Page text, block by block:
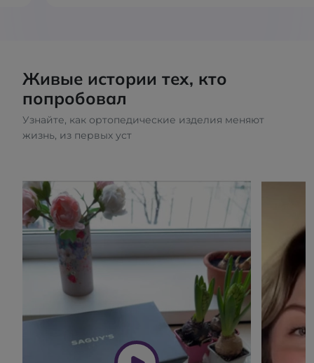
Живые истории тех, кто
попробовал
Узнайте, как ортопедические изделия меняют
жизнь, из первых уст